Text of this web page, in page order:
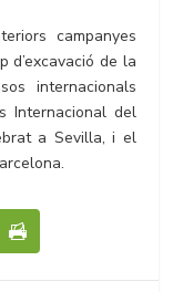
campanyes
d’excavació de la
internacionals
Internacional del
a Sevilla, i el